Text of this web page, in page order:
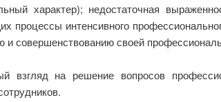
характер); недостаточная
интенсивного
совершенствованию своей
на решение вопросов